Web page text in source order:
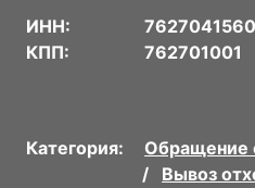
ИНН:
7627041560
КПП:
762701001
Категория:
Обращение
Вывоз